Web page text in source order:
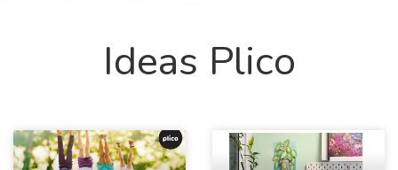
Ideas Plico